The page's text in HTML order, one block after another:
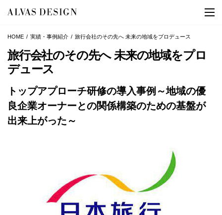
HOME 実績・事例紹介 旅行会社のその先へ 未来の地域をプロデュース
旅行会社のその先へ 未来の地域をプロ
デュース
トップアプローチ研修の導入事例～地域の優
良企業オーナーとの関係構築のための基盤が
出来上がった～